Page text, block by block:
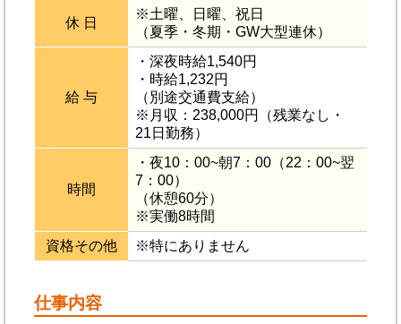
休 日
※土曜、日曜、祝日
（夏季・冬期・GW大型連休）
給 与
・深夜時給1,540円
・時給1,232円
（別途交通費支給）
※月収：238,000円（残業なし・
21日勤務）
時間
・夜10：00~朝7：00（22：00~翌
7：00）
（休憩60分）
※実働8時間
資格その他
※特にありません
仕事内容